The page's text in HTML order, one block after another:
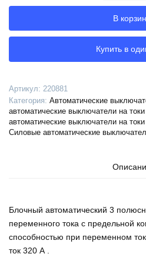
ВА51-
39-
344710-
320А-1000-
УХЛ3-
КЭАЗ,
220881
В
Купить в
Артикул: 220881
Категория: Автоматические
автоматические выключатели на
автоматические выключатели на
Силовые автоматические
Блочный автоматический 3
переменного тока с предельной
способностью при переменном
ток 320 А .